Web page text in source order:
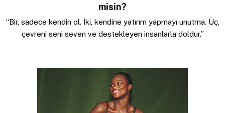
misin?
“Bir, sadece kendin ol. İki, kendine yatırım yapmayı unutma. Üç,
çevreni seni seven ve destekleyen insanlarla doldur.”